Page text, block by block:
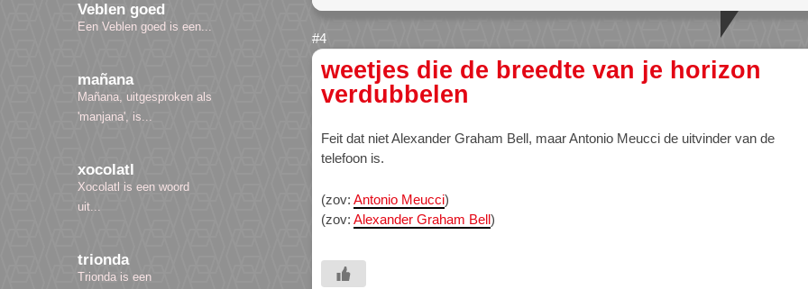
Veblen goed
Een Veblen goed is een...
mañana
Mañana, uitgesproken als
'manjana', is...
xocolatl
Xocolatl is een woord
uit...
trionda
Trionda is een
weetjes die de breedte van je horizon
verdubbelen
Feit dat niet Alexander Graham Bell, maar Antonio Meucci de uitvinder van de
telefoon is.
(zov: Antonio Meucci)
(zov: Alexander Graham Bell)